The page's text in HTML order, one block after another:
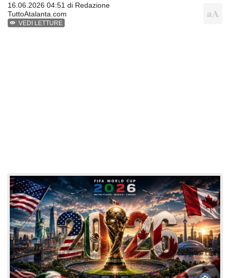
16.06.2026 04:51 di Redazione
TuttoAtalanta.com
VEDI LETTURE